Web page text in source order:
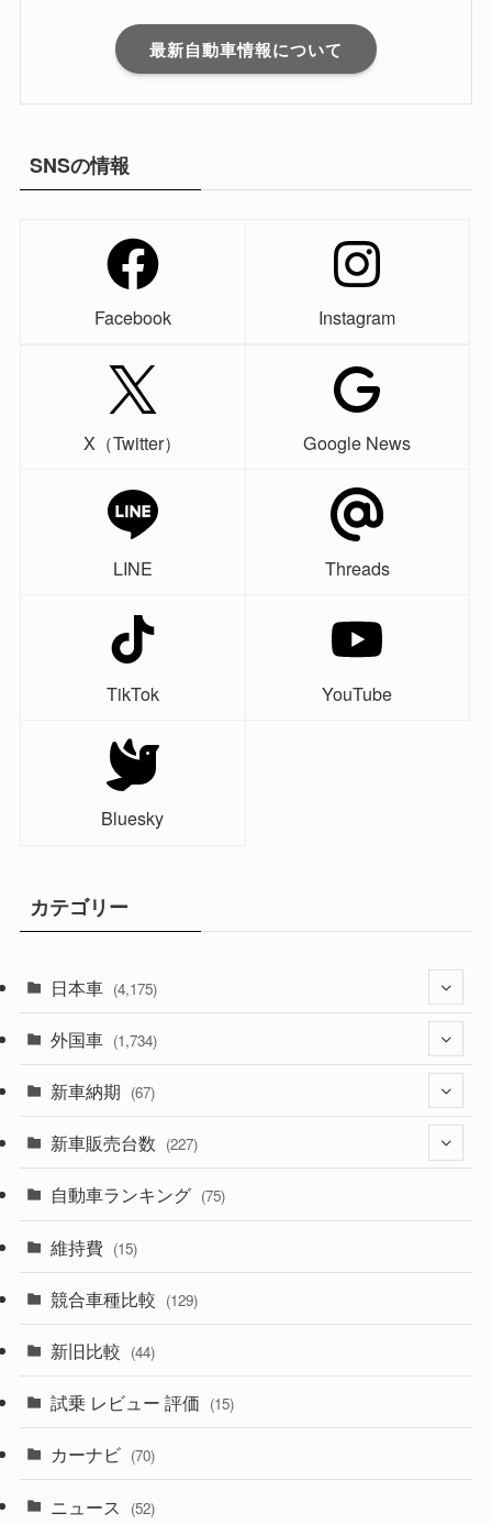
最新自動車情報について
SNSの情報
Facebook Instagram
X（Twitter） Google News
LINE Threads
TikTok YouTube
Bluesky
カテゴリー
日本車 (4,175)
(1,321)
(330)
(526)
(357)
(328)
(194)
(230)
(253)
外国車 (1,734)
(242)
(85)
(84)
(14)
(222)
(50)
(43)
(58)
(28)
新車納期 (67)
(28)
(8)
(3)
(3)
(5)
(1)
新車販売台数 (227)
(21)
(5)
(7)
(5)
自動車ランキング (75)
維持費 (15)
競合車種比較 (129)
新旧比較 (44)
試乗 レビュー 評価 (15)
カーナビ (70)
ニュース (52)